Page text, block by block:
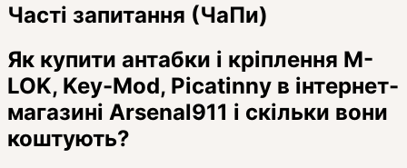
Часті запитання (ЧаПи)
Як купити антабки і кріплення M-
LOK, Key-Mod, Picatinny в інтернет-
магазині Arsenal911 і скільки вони
коштують?